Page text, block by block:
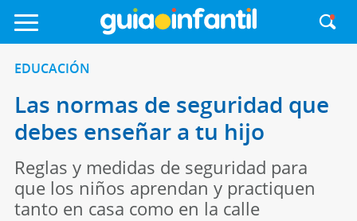
EDUCACIÓN
Las normas de seguridad que
debes enseñar a tu hijo
Reglas y medidas de seguridad para
que los niños aprendan y practiquen
tanto en casa como en la calle